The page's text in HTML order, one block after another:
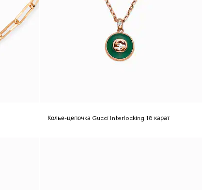
Колье-цепочка Gucci Interlocking 18 карат